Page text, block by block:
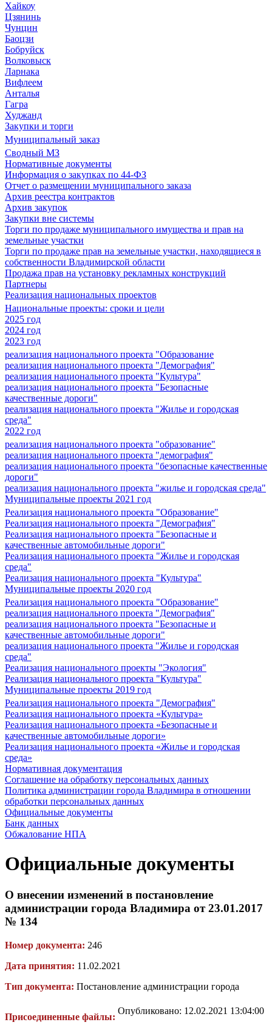
Хайкоу
Цзянинь
Чунцин
Баоцзи
Бобруйск
Волковыск
Ларнака
Вифлеем
Анталья
Гагра
Худжанд
Закупки и торги
Муниципальный заказ
Сводный МЗ
Нормативные документы
Информация о закупках по 44-ФЗ
Отчет о размещении муниципального заказа
Архив реестра контрактов
Архив закупок
Закупки вне системы
Торги по продаже муниципального имущества и прав на
земельные участки
Торги по продаже прав на земельные участки, находящиеся в
собственности Владимирской области
Продажа прав на установку рекламных конструкций
Партнеры
Реализация национальных проектов
Национальные проекты: сроки и цели
2025 год
2024 год
2023 год
реализация национального проекта "Образование
реализация национального проекта "Демография"
реализация национального проекта "Культура"
реализация национального проекта "Безопасные
качественные дороги"
реализация национального проекта "Жилье и городская
среда"
2022 год
реализация национального проекта "образование"
реализация национального проекта "демография"
реализация национального проекта "безопасные качественные
дороги"
реализация национального проекта "жилье и городская среда"
Муниципальные проекты 2021 год
Реализация национального проекта "Образование"
Реализация национального проекта "Демография"
Реализация национального проекта "Безопасные и
качественные автомобильные дороги"
Реализация национального проекта "Жилье и городская
среда"
Реализация национального проекта "Культура"
Муниципальные проекты 2020 год
Реализация национального проекта "Образование"
реализация национального проекта "Демография"
реализация национального проекта "Безопасные и
качественные автомобильные дороги"
реализация национального проекта "Жилье и городская
среда"
Реализация национального проекты "Экология"
Реализация национального проекта "Культура"
Муниципальные проекты 2019 год
Реализация национального проекта "Демография"
Реализация национального проекта «Культура»
Реализация национального проекта «Безопасные и
качественные автомобильные дороги»
Реализация национального проекта «Жилье и городская
среда»
Нормативная документация
Соглашение на обработку персональных данных
Политика администрации города Владимира в отношении
обработки персональных данных
Официальные документы
Банк данных
Обжалование НПА
Официальные документы
О внесении изменений в постановление
администрации города Владимира от 23.01.2017
№ 134
Номер документа: 246
Дата принятия: 11.02.2021
Тип документа: Постановление администрации города
Присоединенные файлы:
Опубликовано: 12.02.2021 13:04:00